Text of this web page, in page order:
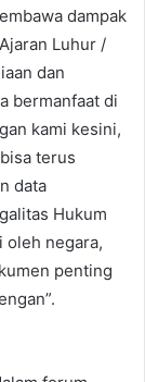
dampak
Luhur /
dan
bermanfaat di
kami kesini,
terus
data
Hukum
oleh negara,
penting